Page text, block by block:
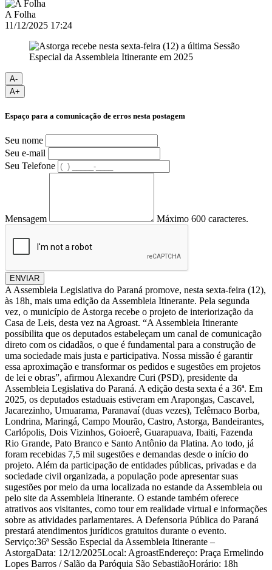
A Folha
11/12/2025 17:24
A-
A+
Espaço para a comunicação de erros nesta postagem
Seu nome
Seu e-mail
Seu Telefone
Mensagem Máximo 600 caracteres.
ENVIAR
A Assembleia Legislativa do Paraná promove, nesta sexta-feira (12),
às 18h, mais uma edição da Assembleia Itinerante. Pela segunda
vez, o município de Astorga recebe o projeto de interiorização da
Casa de Leis, desta vez na Agroast. “A Assembleia Itinerante
possibilita que os deputados estabeleçam um canal de comunicação
direto com os cidadãos, o que é fundamental para a construção de
uma sociedade mais justa e participativa. Nossa missão é garantir
essa aproximação e transformar os pedidos e sugestões em projetos
de lei e obras”, afirmou Alexandre Curi (PSD), presidente da
Assembleia Legislativa do Paraná. A edição desta sexta é a 36ª. Em
2025, os deputados estaduais estiveram em Arapongas, Cascavel,
Jacarezinho, Umuarama, Paranavaí (duas vezes), Telêmaco Borba,
Londrina, Maringá, Campo Mourão, Castro, Astorga, Bandeirantes,
Carlópolis, Dois Vizinhos, Goioerê, Guarapuava, Ibaiti, Fazenda
Rio Grande, Pato Branco e Santo Antônio da Platina. Ao todo, já
foram recebidas 7,5 mil sugestões e demandas desde o início do
projeto. Além da participação de entidades públicas, privadas e da
sociedade civil organizada, a população pode apresentar suas
sugestões por meio da urna localizada no estande da Assembleia ou
pelo site da Assembleia Itinerante. O estande também oferece
atrativos aos visitantes, como tour em realidade virtual e informações
sobre as atividades parlamentares. A Defensoria Pública do Paraná
prestará atendimentos jurídicos gratuitos durante o evento.
Serviço:36ª Sessão Especial da Assembleia Itinerante –
AstorgaData: 12/12/2025Local: AgroastEndereço: Praça Ermelindo
Lopes Barros / Salão da Paróquia São SebastiãoHorário: 18h